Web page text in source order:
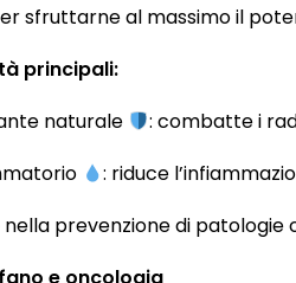
sfruttarne al massimo il
principali:
naturale
: combatte i
: riduce
nella prevenzione di